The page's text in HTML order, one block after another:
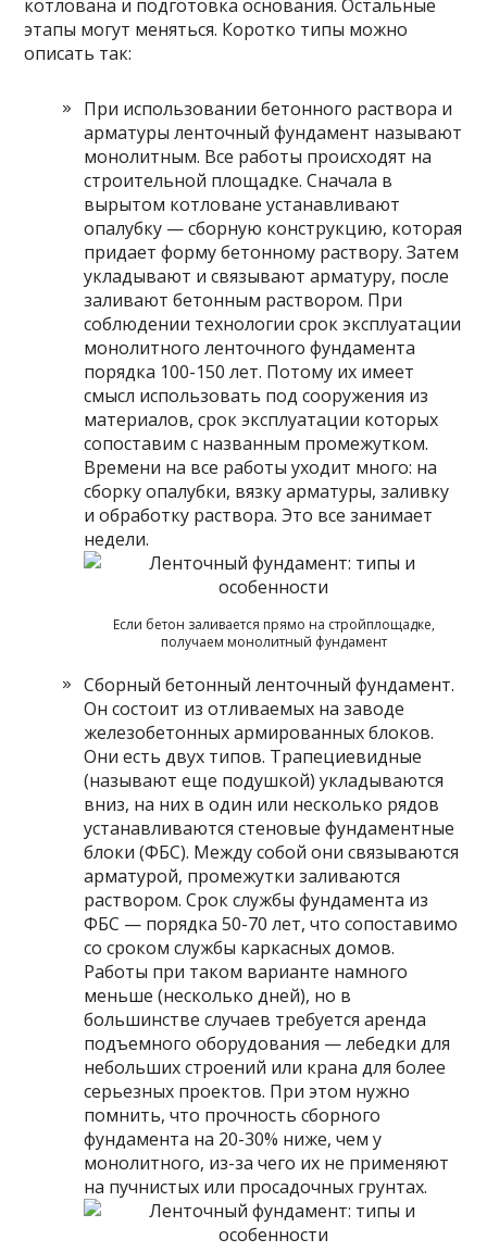
котлована и подготовка основания. Остальные
этапы могут меняться. Коротко типы можно
описать так:
При использовании бетонного раствора и
арматуры ленточный фундамент называют
монолитным. Все работы происходят на
строительной площадке. Сначала в
вырытом котловане устанавливают
опалубку — сборную конструкцию, которая
придает форму бетонному раствору. Затем
укладывают и связывают арматуру, после
заливают бетонным раствором. При
соблюдении технологии срок эксплуатации
монолитного ленточного фундамента
порядка 100-150 лет. Потому их имеет
смысл использовать под сооружения из
материалов, срок эксплуатации которых
сопоставим с названным промежутком.
Времени на все работы уходит много: на
сборку опалубки, вязку арматуры, заливку
и обработку раствора. Это все занимает
недели.
Если бетон заливается прямо на стройплощадке,
получаем монолитный фундамент
Сборный бетонный ленточный фундамент.
Он состоит из отливаемых на заводе
железобетонных армированных блоков.
Они есть двух типов. Трапециевидные
(называют еще подушкой) укладываются
вниз, на них в один или несколько рядов
устанавливаются стеновые фундаментные
блоки (ФБС). Между собой они связываются
арматурой, промежутки заливаются
раствором. Срок службы фундамента из
ФБС — порядка 50-70 лет, что сопоставимо
со сроком службы каркасных домов.
Работы при таком варианте намного
меньше (несколько дней), но в
большинстве случаев требуется аренда
подъемного оборудования — лебедки для
небольших строений или крана для более
серьезных проектов. При этом нужно
помнить, что прочность сборного
фундамента на 20-30% ниже, чем у
монолитного, из-за чего их не применяют
на пучнистых или просадочных грунтах.